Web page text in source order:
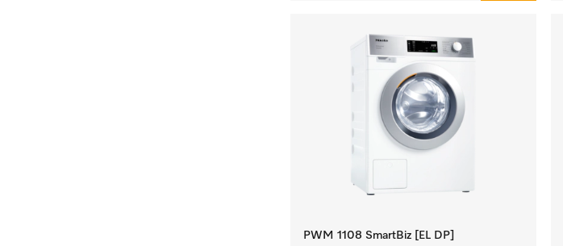
PWM 1108 SmartBiz [EL DP]